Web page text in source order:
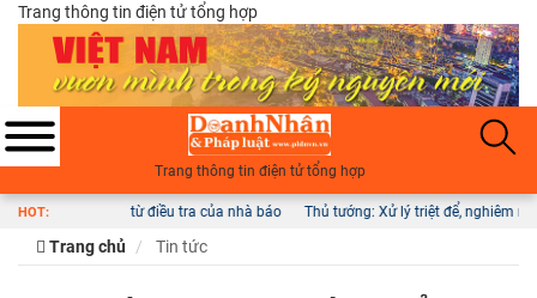
Trang thông tin điện tử tổng hợp
Trang thông tin điện tử tổng hợp
HOT:
của nhà báo Thủ tướng: Xử lý triệt để, nghiêm minh các vụ việc tiêu cực tại
Trang chủ Tin tức